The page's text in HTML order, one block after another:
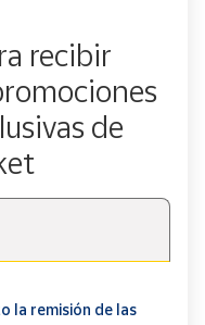
recibir
de
la remisión de las